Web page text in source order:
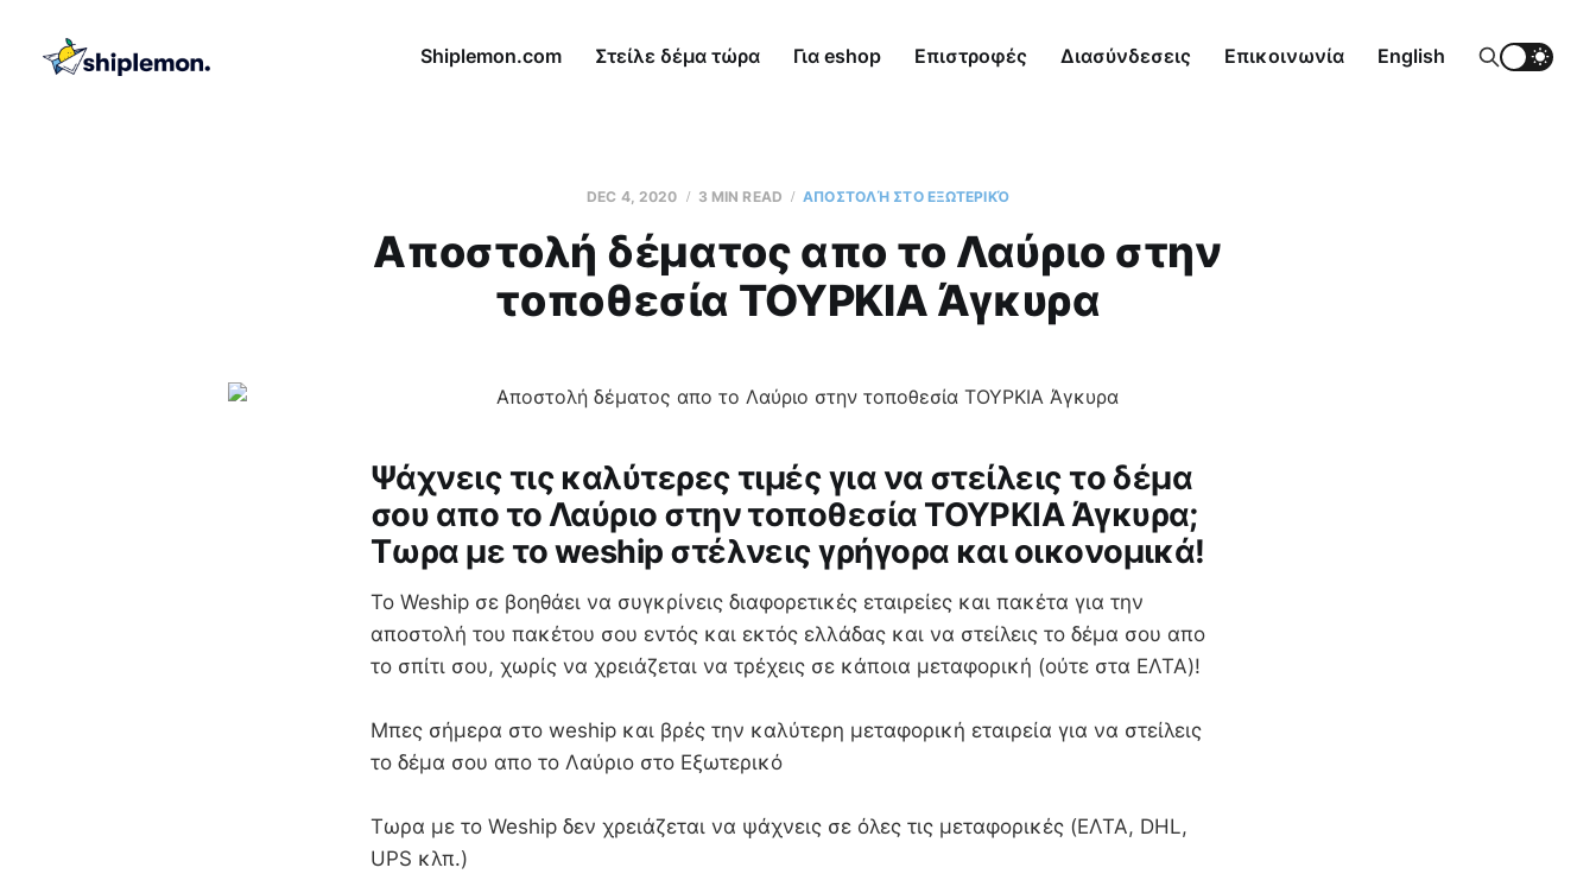
Shiplemon.com Στείλε δέμα τώρα Για eshop Επιστροφές Διασύνδεσεις Επικοινωνία English
DEC 4, 2020 3 MIN READ ΑΠΟΣΤΟΛΉ ΣΤΟ ΕΞΩΤΕΡΙΚΌ
Aποστολή δέματος απο το Λαύριο στην
τοποθεσία ΤΟΥΡΚΙΑ Άγκυρα
Ψάχνεις τις καλύτερες τιμές για να στείλεις το δέμα
σου απο το Λαύριο στην τοποθεσία ΤΟΥΡΚΙΑ Άγκυρα;
Τωρα με το weship στέλνεις γρήγορα και οικονομικά!
Το Weship σε βοηθάει να συγκρίνεις διαφορετικές εταιρείες και πακέτα για την
αποστολή του πακέτου σου εντός και εκτός ελλάδας και να στείλεις το δέμα σου απο
το σπίτι σου, χωρίς να χρειάζεται να τρέχεις σε κάποια μεταφορική (ούτε στα ΕΛΤΑ)!
Mπες σήμερα στο weship και βρές την καλύτερη μεταφορική εταιρεία για να στείλεις
το δέμα σου απο το Λαύριο στο Εξωτερικό
Τωρα με το Weship δεν χρειάζεται να ψάχνεις σε όλες τις μεταφορικές (ΕΛΤΑ, DHL,
UPS κλπ.)